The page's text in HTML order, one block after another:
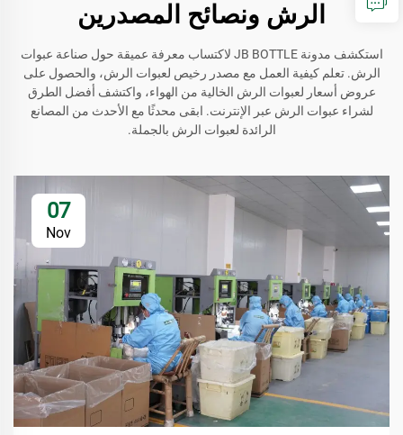
الرش ونصائح المصدرين
استكشف مدونة JB BOTTLE لاكتساب معرفة عميقة حول صناعة عبوات
الرش. تعلم كيفية العمل مع مصدر رخيص لعبوات الرش، والحصول على
عروض أسعار لعبوات الرش الخالية من الهواء، واكتشف أفضل الطرق
لشراء عبوات الرش عبر الإنترنت. ابقى محدثًا مع الأحدث من المصانع
الرائدة لعبوات الرش بالجملة.
07
Nov